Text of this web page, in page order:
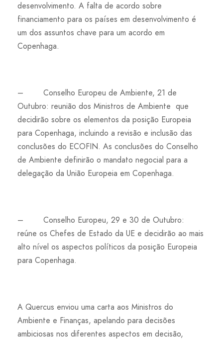
desenvolvimento. A falta de acordo sobre
financiamento para os países em desenvolvimento é
um dos assuntos chave para um acordo em
Copenhaga.
– Conselho Europeu de Ambiente, 21 de
Outubro: reunião dos Ministros de Ambiente que
decidirão sobre os elementos da posição Europeia
para Copenhaga, incluindo a revisão e inclusão das
conclusões do ECOFIN. As conclusões do Conselho
de Ambiente definirão o mandato negocial para a
delegação da União Europeia em Copenhaga.
– Conselho Europeu, 29 e 30 de Outubro:
reúne os Chefes de Estado da UE e decidirão ao mais
alto nível os aspectos políticos da posição Europeia
para Copenhaga.
A Quercus enviou uma carta aos Ministros do
Ambiente e Finanças, apelando para decisões
ambiciosas nos diferentes aspectos em decisão,